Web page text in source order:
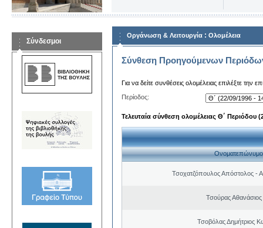
Σύνδεσμοι
Οργάνωση & Λειτουργία : Ολομέλεια
Σύνθεση Προηγούμενων
Για να δείτε συνθέσεις ολομέλειας επιλέξτε την
Περίοδος:
Τελευταία σύνθεση ολομέλειας Θ΄ Περιόδου
Ονοματεπώνυμο
Τσοχατζόπουλος Απόστολος -
Τσούρας
Τσοβόλας Δημήτριος